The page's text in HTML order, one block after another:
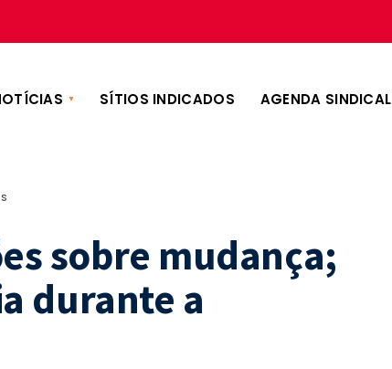
SÍTIOS INDICADOS AGENDA SINDICAL
sobre mudança;
durante a